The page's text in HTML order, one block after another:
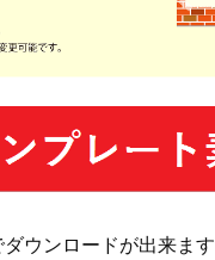
ウンロードが出来ま